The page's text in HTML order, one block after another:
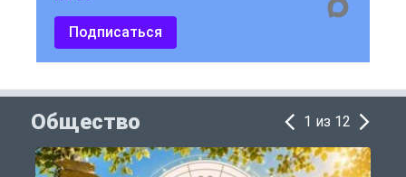
Подписаться
Общество 1 из 12